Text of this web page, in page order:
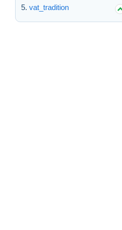
vat_tradition